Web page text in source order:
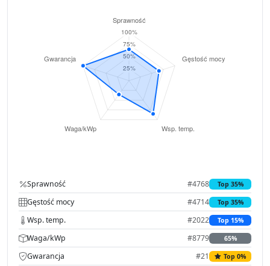
Sprawność #4768 Top 35%
Gęstość mocy #4714 Top 35%
Wsp. temp. #2022 Top 15%
Waga/kWp #8779 65%
Gwarancja #21 Top 0%